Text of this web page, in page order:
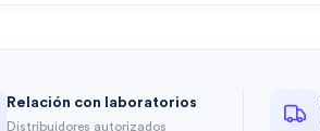
Relación con laboratorios
Distribuidores autorizados